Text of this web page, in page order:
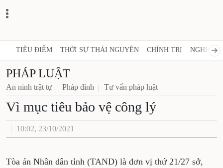
TIÊU ĐIỂM THỜI SỰ THÁI NGUYÊN CHÍNH TRỊ NGHỊ
PHÁP LUẬT
An ninh trật tự Pháp đình Tư vấn pháp luật
Vì mục tiêu bảo vệ công lý
10:02, 23/10/2021
Tòa án Nhân dân tỉnh (TAND) là đơn vị thứ